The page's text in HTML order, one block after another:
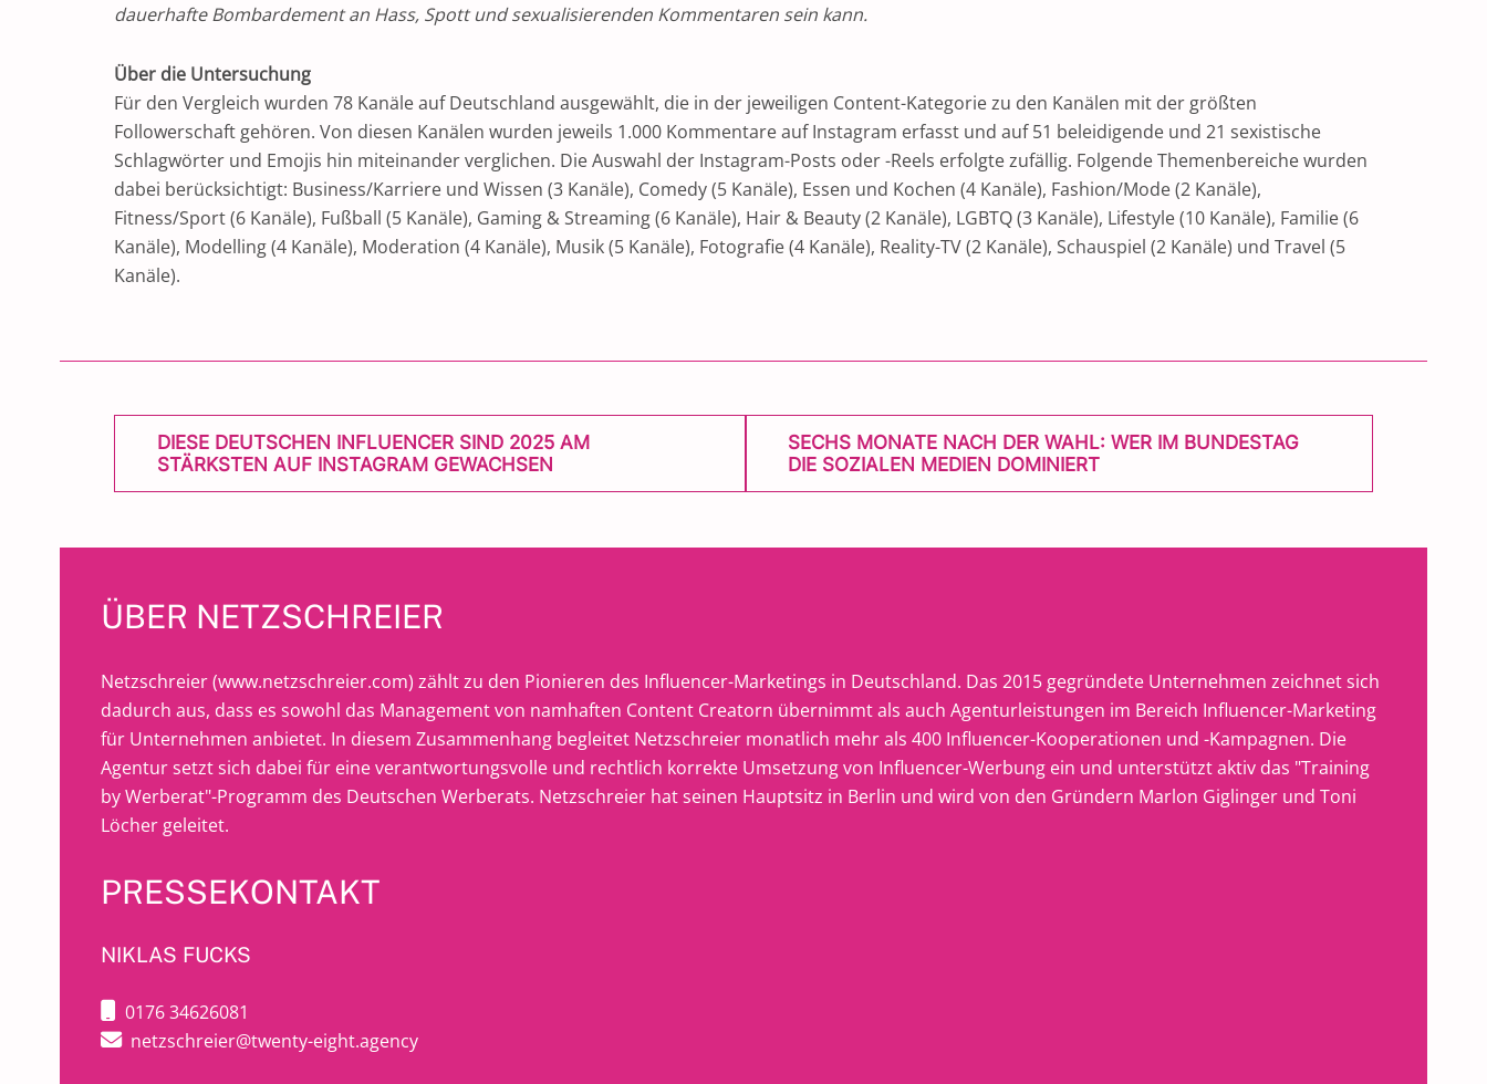
dauerhafte Bombardement an Hass, Spott und sexualisierenden Kommentaren sein kann.
Über die Untersuchung
Für den Vergleich wurden 78 Kanäle auf Deutschland ausgewählt, die in der jeweiligen Content-Kategorie zu den Kanälen mit der größten
Followerschaft gehören. Von diesen Kanälen wurden jeweils 1.000 Kommentare auf Instagram erfasst und auf 51 beleidigende und 21 sexistische
Schlagwörter und Emojis hin miteinander verglichen. Die Auswahl der Instagram-Posts oder -Reels erfolgte zufällig. Folgende Themenbereiche wurden
dabei berücksichtigt: Business/Karriere und Wissen (3 Kanäle), Comedy (5 Kanäle), Essen und Kochen (4 Kanäle), Fashion/Mode (2 Kanäle),
Fitness/Sport (6 Kanäle), Fußball (5 Kanäle), Gaming & Streaming (6 Kanäle), Hair & Beauty (2 Kanäle), LGBTQ (3 Kanäle), Lifestyle (10 Kanäle), Familie (6
Kanäle), Modelling (4 Kanäle), Moderation (4 Kanäle), Musik (5 Kanäle), Fotografie (4 Kanäle), Reality-TV (2 Kanäle), Schauspiel (2 Kanäle) und Travel (5
Kanäle).
POST
NAVIGATION
DIESE DEUTSCHEN INFLUENCER SIND 2025 AM
STÄRKSTEN AUF INSTAGRAM GEWACHSEN
SECHS MONATE NACH DER WAHL: WER IM BUNDESTAG
DIE SOZIALEN MEDIEN DOMINIERT
ÜBER NETZSCHREIER
Netzschreier (www.netzschreier.com) zählt zu den Pionieren des Influencer-Marketings in Deutschland. Das 2015 gegründete Unternehmen zeichnet sich
dadurch aus, dass es sowohl das Management von namhaften Content Creatorn übernimmt als auch Agenturleistungen im Bereich Influencer-Marketing
für Unternehmen anbietet. In diesem Zusammenhang begleitet Netzschreier monatlich mehr als 400 Influencer-Kooperationen und -Kampagnen. Die
Agentur setzt sich dabei für eine verantwortungsvolle und rechtlich korrekte Umsetzung von Influencer-Werbung ein und unterstützt aktiv das "Training
by Werberat"-Programm des Deutschen Werberats. Netzschreier hat seinen Hauptsitz in Berlin und wird von den Gründern Marlon Giglinger und Toni
Löcher geleitet.
PRESSEKONTAKT
NIKLAS FUCKS
0176 34626081
netzschreier@twenty-eight.agency